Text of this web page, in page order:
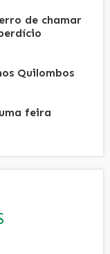
de chamar
Quilombos
feira